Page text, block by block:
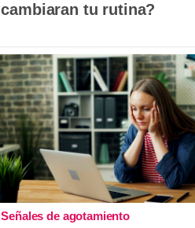
cambiaran tu rutina?
Señales de agotamiento